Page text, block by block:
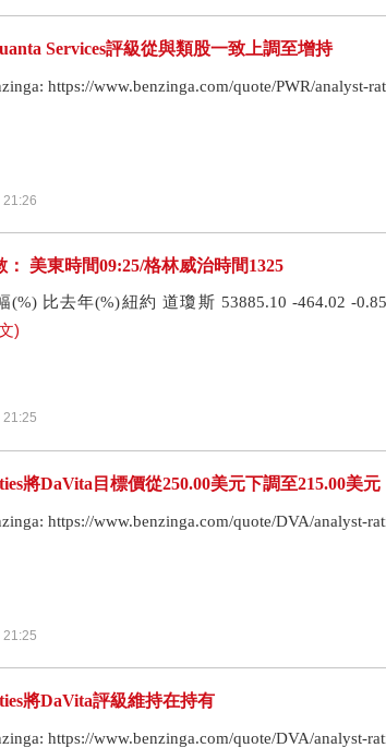
Services評級從與類股一致上調至增持
https://www.benzinga.com/quote/PWR/analyst-
21:26
美東時間09:25/格林威治時間1325
(%) 比去年(%)紐約 道瓊斯 53885.10 -464.02 -
)
21:25
將DaVita目標價從250.00美元下調至215.00美元
https://www.benzinga.com/quote/DVA/analyst-
21:25
將DaVita評級維持在持有
https://www.benzinga.com/quote/DVA/analyst-